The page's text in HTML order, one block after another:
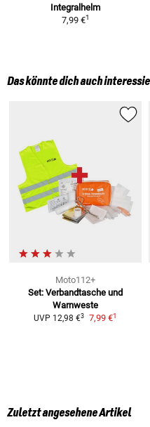
Integralhelm
7,99 €1
Das könnte dich auch
Moto112+
Set: Verbandtasche und
Warnweste
UVP 12,98 €3 7,99 €1
Zuletzt angesehene Artikel